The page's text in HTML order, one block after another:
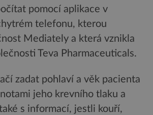
pomocí aplikace v
telefonu, kterou
Mediately a která vznikla
Teva Pharmaceuticals.
zadat pohlaví a věk pacienta
jeho krevního tlaku a
s informací, jestli kouří,